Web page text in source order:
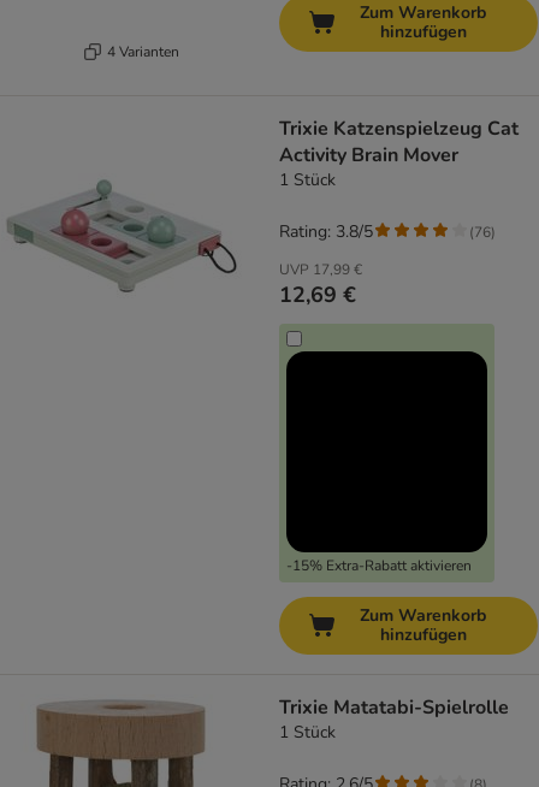
4 Varianten
Zum Warenkorb
hinzufügen
Trixie Katzenspielzeug Cat
Activity Brain Mover
1 Stück
UVP 17,99 €
12,69 €
-15% Extra-Rabatt aktivieren
Rating: 3.8/5 (76)
Zum Warenkorb
hinzufügen
Trixie Matatabi-Spielrolle
1 Stück